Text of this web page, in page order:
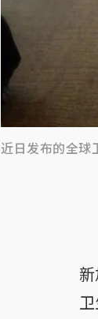
近日发布的全球